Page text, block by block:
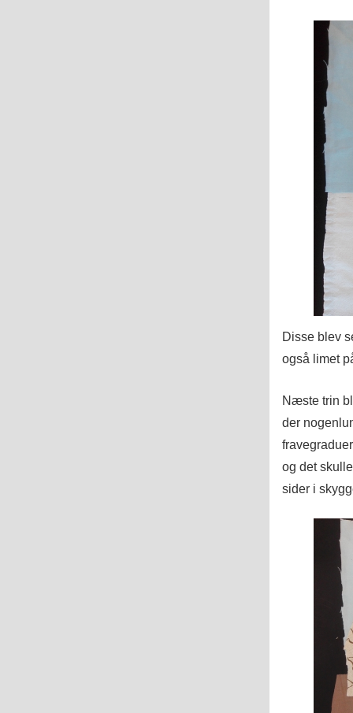
Disse blev
også limet
Næste trin
der
og det
sider i